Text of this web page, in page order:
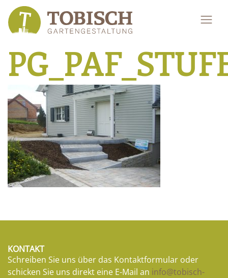
KONTAKT
Schreiben Sie uns über das Kontaktformular oder
schicken Sie uns direkt eine E-Mail an info@tobisch-